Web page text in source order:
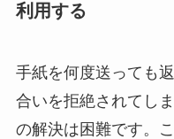
利用する
手紙を何度送っても
合いを拒絶されてし
の解決は困難です。